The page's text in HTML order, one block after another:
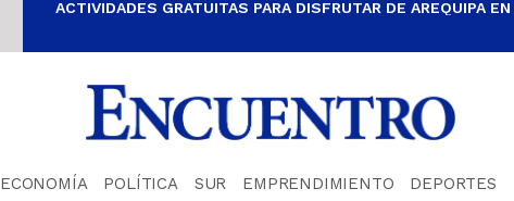
ACTIVIDADES GRATUITAS PARA DISFRUTAR DE AREQUIPA
ECONOMÍA POLÍTICA SUR EMPRENDIMIENTO DEPORTES